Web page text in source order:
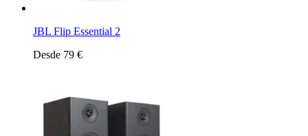
JBL Flip Essential 2
Desde 79 €